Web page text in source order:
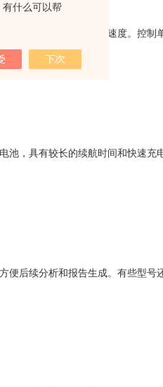
什么可以帮
提高测量精度和响应速度。控制
，具有较长的续航时间和快速充
后续分析和报告生成。有些型号